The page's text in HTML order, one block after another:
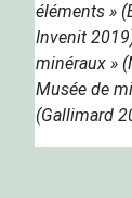
éléments »
Invenit
minéraux »
Musée de
(Gallimard